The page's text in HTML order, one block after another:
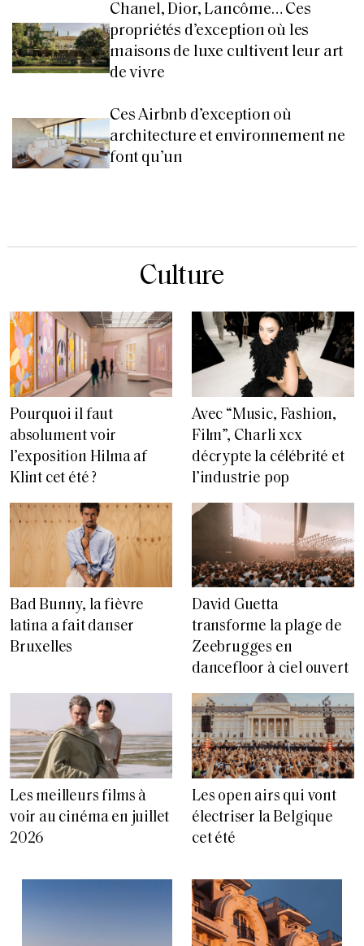
Chanel, Dior, Lancôme… Ces
propriétés d’exception où les
maisons de luxe cultivent leur art
de vivre
Ces Airbnb d’exception où
architecture et environnement ne
font qu’un
Culture
Pourquoi il faut
absolument voir
l’exposition Hilma af
Klint cet été ?
Avec “Music, Fashion,
Film”, Charli xcx
décrypte la célébrité et
l’industrie pop
Bad Bunny, la fièvre
latina a fait danser
Bruxelles
David Guetta
transforme la plage de
Zeebrugges en
dancefloor à ciel ouvert
Les meilleurs films à
voir au cinéma en juillet
2026
Les open airs qui vont
électriser la Belgique
cet été